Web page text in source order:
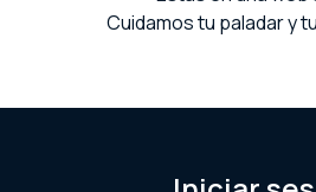
Cuidamos tu paladar y